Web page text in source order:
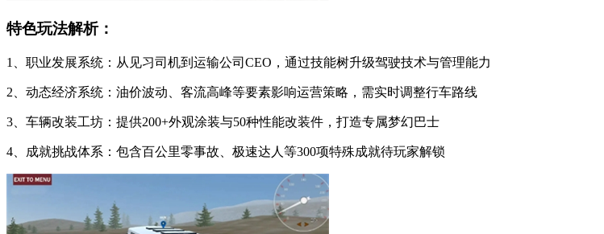
特色玩法解析：
1、职业发展系统：从见习司机到运输公司CEO，通过技能树升级驾驶技术与管理能力
2、动态经济系统：油价波动、客流高峰等要素影响运营策略，需实时调整行车路线
3、车辆改装工坊：提供200+外观涂装与50种性能改装件，打造专属梦幻巴士
4、成就挑战体系：包含百公里零事故、极速达人等300项特殊成就待玩家解锁